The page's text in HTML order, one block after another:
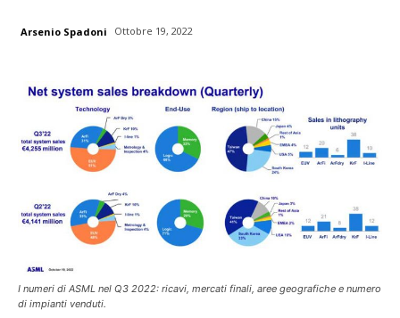
Arsenio Spadoni Ottobre 19, 2022
I numeri di ASML nel Q3 2022: ricavi, mercati finali, aree geografiche e numero
di impianti venduti.